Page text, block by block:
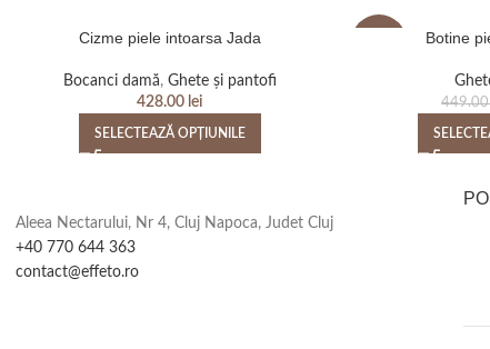
Cizme piele intoarsa Jada
Bocanci damă, Ghete și pantofi
428.00 lei
SELECTEAZĂ OPȚIUNILE
Botine
Aleea Nectarului, Nr 4, Cluj Napoca, Judet Cluj
+40 770 644 363
contact@effeto.ro